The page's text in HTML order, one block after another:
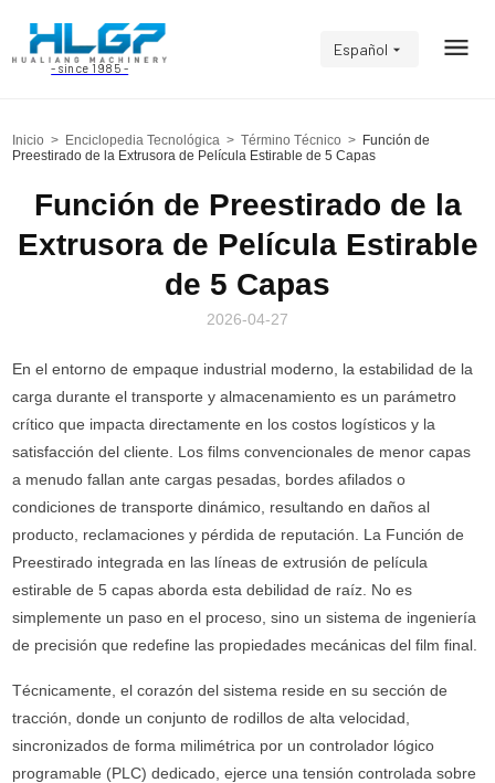
- since 1985 -
Español
Inicio > Enciclopedia Tecnológica > Término Técnico > Función de
Preestirado de la Extrusora de Película Estirable de 5 Capas
Función de Preestirado de la
Extrusora de Película Estirable
de 5 Capas
2026-04-27
En el entorno de empaque industrial moderno, la estabilidad de la
carga durante el transporte y almacenamiento es un parámetro
crítico que impacta directamente en los costos logísticos y la
satisfacción del cliente. Los films convencionales de menor capas
a menudo fallan ante cargas pesadas, bordes afilados o
condiciones de transporte dinámico, resultando en daños al
producto, reclamaciones y pérdida de reputación. La Función de
Preestirado integrada en las líneas de extrusión de película
estirable de 5 capas aborda esta debilidad de raíz. No es
simplemente un paso en el proceso, sino un sistema de ingeniería
de precisión que redefine las propiedades mecánicas del film final.
Técnicamente, el corazón del sistema reside en su sección de
tracción, donde un conjunto de rodillos de alta velocidad,
sincronizados de forma milimétrica por un controlador lógico
programable (PLC) dedicado, ejerce una tensión controlada sobre